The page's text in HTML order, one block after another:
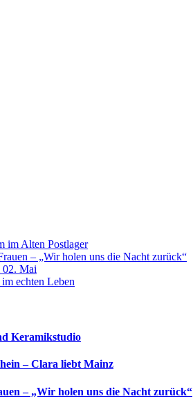
im Alten Postlager
– „Wir holen uns die Nacht zurück“
02. Mai
echten Leben
Keramikstudio
– Clara liebt Mainz
– „Wir holen uns die Nacht zurück“